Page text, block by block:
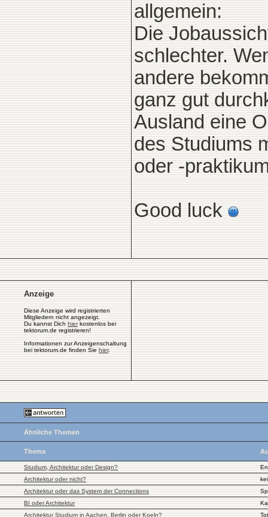
allgemein:
Die
schlechter.
andere
ganz gut
Ausland eine
des Studiums
oder -
Good luck
Anzeige
Diese Anzeige wird registrierten
Mitgliedern nicht angezeigt.
Du kannst Dich hierkostenlos bei
tektorum.de registrieren!
Informationen zur Anzeigenschaltung
bei tektorum.de finden Sie hier.
Ähnliche Themen
Thema
Studium, Architektur oder Design?
Architektur oder nicht?
Architektur oder das System der Connections
BI oder Architektur
Architektur Studium in Aachen, Berlin oder Koeln?